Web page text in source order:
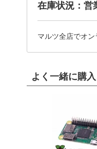
在庫状況：営
マルツ全店でオン
よく一緒に購